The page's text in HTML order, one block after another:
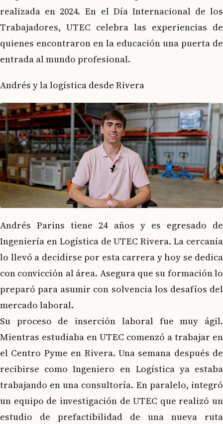
realizada en 2024. En el Día Internacional de los
Trabajadores, UTEC celebra las experiencias de
quienes encontraron en la educación una puerta de
entrada al mundo profesional.
Andrés y la logística desde Rivera
Andrés Parins tiene 24 años y es egresado de
Ingeniería en Logística de UTEC Rivera. La cercanía
lo llevó a decidirse por esta carrera y hoy se dedica
con convicción al área. Asegura que su formación lo
preparó para asumir con solvencia los desafíos del
mercado laboral.
Su proceso de inserción laboral fue muy ágil.
Mientras estudiaba en UTEC comenzó a trabajar en
el Centro Pyme en Rivera. Una semana después de
recibirse como Ingeniero en Logística ya estaba
trabajando en una consultoría. En paralelo, integró
un equipo de investigación de UTEC que realizó un
estudio de prefactibilidad de una nueva ruta